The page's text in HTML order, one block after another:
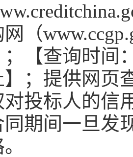
（
；【查询时间
】；提供网页
投标人的信
同期间一旦发